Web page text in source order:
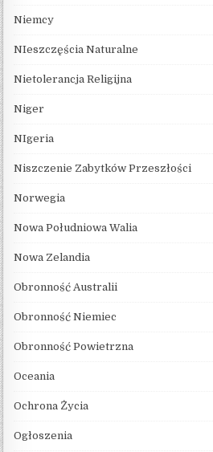
Niemcy
NIeszczęścia Naturalne
Nietolerancja Religijna
Niger
NIgeria
Niszczenie Zabytków Przeszłości
Norwegia
Nowa Południowa Walia
Nowa Zelandia
Obronność Australii
Obronność Niemiec
Obronność Powietrzna
Oceania
Ochrona Życia
Ogłoszenia